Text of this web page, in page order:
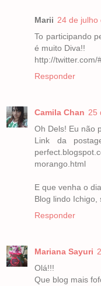
Marii 24 de julho
To participando
é muito Diva!!
http://
Responder
Camila Chan 25
Oh Dels! Eu não
Link da
morango.html
E que venha o
Blog lindo Ichigo,
Responder
Mariana Sayuri
Olá!!!
Que blog mais